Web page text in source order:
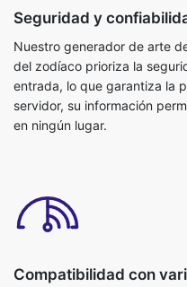
Seguridad y
Nuestro generador de arte
del zodíaco prioriza la
entrada, lo que garantiza la
servidor, su información
en ningún lugar.
Compatibilidad con